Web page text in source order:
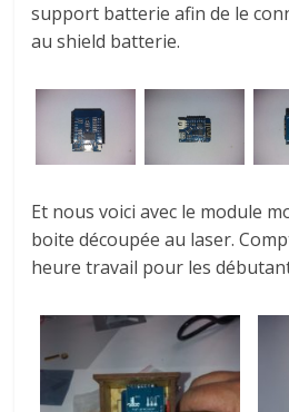
support batterie afin de le
au shield batterie.
Et nous voici avec le module
boite découpée au laser.
heure travail pour les